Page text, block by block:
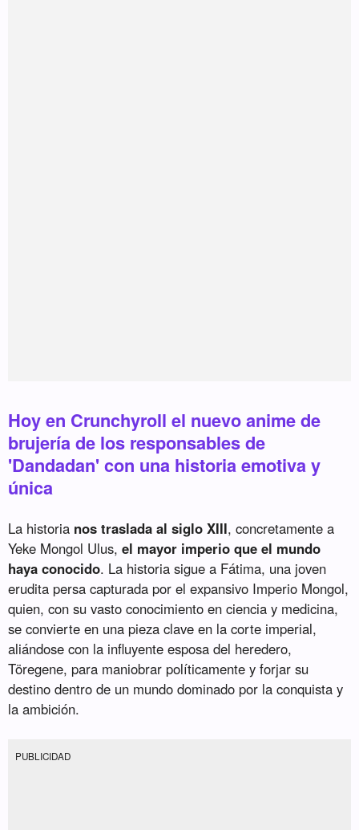
Hoy en Crunchyroll el nuevo anime de
brujería de los responsables de
'Dandadan' con una historia emotiva y
única
La historia nos traslada al siglo XIII, concretamente a
Yeke Mongol Ulus,el mayor imperio que el mundo
haya conocido. La historia sigue a Fátima, una joven
erudita persa capturada por el expansivo Imperio Mongol,
quien, con su vasto conocimiento en ciencia y medicina,
se convierte en una pieza clave en la corte imperial,
aliándose con la influyente esposa del heredero,
Töregene, para maniobrar políticamente y forjar su
destino dentro de un mundo dominado por la conquista y
la ambición.
PUBLICIDAD